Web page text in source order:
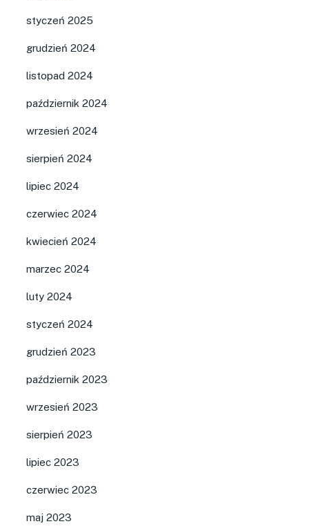
styczeń 2025
grudzień 2024
listopad 2024
październik 2024
wrzesień 2024
sierpień 2024
lipiec 2024
czerwiec 2024
kwiecień 2024
marzec 2024
luty 2024
styczeń 2024
grudzień 2023
październik 2023
wrzesień 2023
sierpień 2023
lipiec 2023
czerwiec 2023
maj 2023